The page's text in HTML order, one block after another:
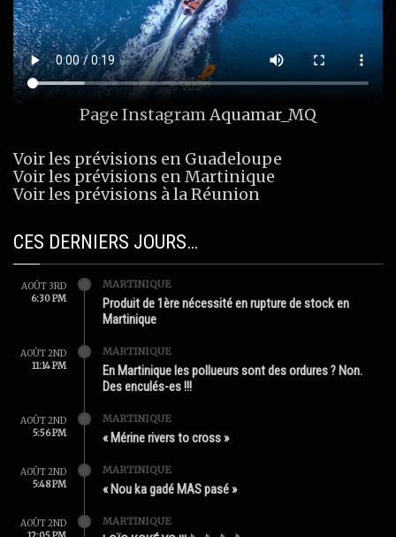
Page InstagramAquamar_MQ
Voir les prévisions en Guadeloupe
Voir les prévisions en Martinique
Voir les prévisions à la Réunion
CES DERNIERS JOURS…
AOÛT 3RD
6:30 PM
MARTINIQUE
Produit de 1ère nécessité en rupture de stock en
Martinique
AOÛT 2ND
11:14 PM
MARTINIQUE
En Martinique les pollueurs sont des ordures ? Non.
Des enculés-es !!!
AOÛT 2ND
5:56 PM
MARTINIQUE
« Mérine rivers to cross »
AOÛT 2ND
5:48 PM
MARTINIQUE
« Nou ka gadé MAS pasé »
AOÛT 2ND
MARTINIQUE